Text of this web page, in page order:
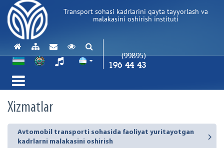
Transport sohasi kadrlarini qayta tayyorlash va
malakasini oshirish instituti
(99895)
196 44 43
Xizmatlar
Avtomobil transporti sohasida faoliyat yuritayotgan
kadrlarni malakasini oshirish